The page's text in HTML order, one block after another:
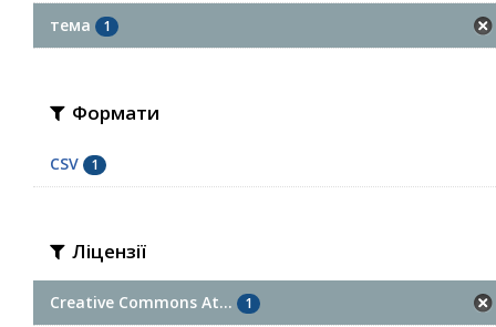
тема 1
Формати
CSV 1
Ліцензії
Creative Commons At... 1